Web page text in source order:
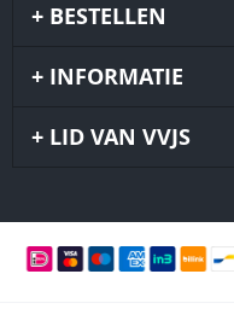
BESTELLEN
INFORMATIE
LID VAN VVJS